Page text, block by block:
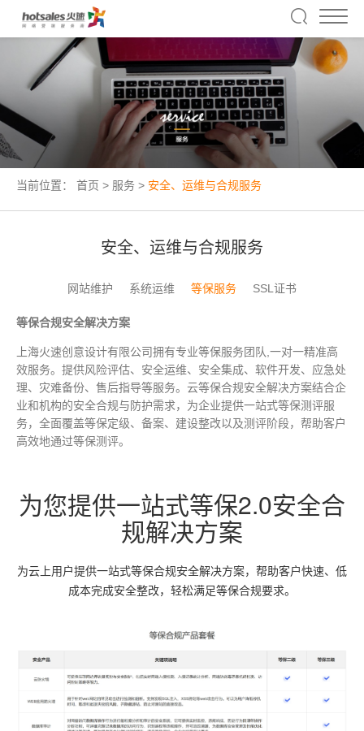
当前位置： 首页 > 服务 > 安全、运维与合规服务
安全、运维与合规服务
网站维护 系统运维 等保服务 SSL证书
等保合规安全解决方案
上海火速创意设计有限公司拥有专业等保服务团队,一对一精准高
效服务。提供风险评估、安全运维、安全集成、软件开发、应急处
理、灾难备份、售后指导等服务。 云等保合规安全解决方案结合企
业和机构的安全合规与防护需求，为企业提供一站式等保测评服
务，全面覆盖等保定级、备案、建设整改以及测评阶段，帮助客户
高效地通过等保测评。
为您提供一站式等保2.0安全合
规解决方案
为云上用户提供一站式等保合规安全解决方案，帮助客户快速、低
成本完成安全整改，轻松满足等保合规要求。